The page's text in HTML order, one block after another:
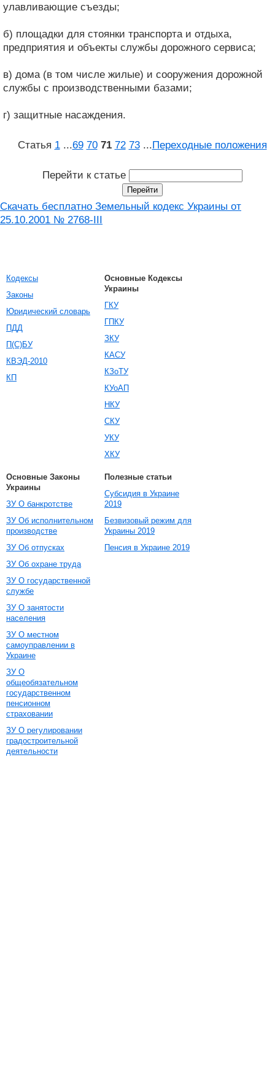
улавливающие съезды;
б) площадки для стоянки транспорта и отдыха,
предприятия и объекты службы дорожного сервиса;
в) дома (в том числе жилые) и сооружения дорожной
службы с производственными базами;
г) защитные насаждения.
Статья 1 ...69 70 71 72 73 ...Переходные положения
Перейти к статье
Скачать бесплатно Земельный кодекс Украины от
25.10.2001 № 2768-III
Кодексы
Законы
Юридический словарь
ПДД
П(С)БУ
КВЭД-2010
КП
Основные Кодексы
Украины
ГКУ
ГПКУ
ЗКУ
КАСУ
КЗоТУ
КУоАП
НКУ
СКУ
УКУ
ХКУ
Основные Законы
Украины
ЗУ О банкротстве
ЗУ Об исполнительном
производстве
ЗУ Об отпусках
ЗУ Об охране труда
ЗУ О государственной
службе
ЗУ О занятости
населения
ЗУ О местном
самоуправлении в
Украине
ЗУ О
общеобязательном
государственном
пенсионном
страховании
ЗУ О регулировании
градостроительной
деятельности
Полезные статьи
Субсидия в Украине
2019
Безвизовый режим для
Украины 2019
Пенсия в Украине 2019